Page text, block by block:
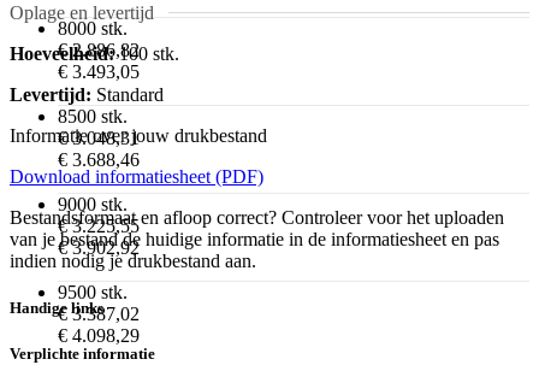
8000 stk.
€ 2.886,82
€ 3.493,05
8500 stk.
€ 3.048,31
€ 3.688,46
9000 stk.
€ 3.225,55
€ 3.902,92
9500 stk.
€ 3.387,02
€ 4.098,29
Oplage en levertijd
Hoeveelheid: 100 stk.
Levertijd: Standard
Informatie over jouw drukbestand
Download informatiesheet (PDF)
Bestandsformaat en afloop correct? Controleer voor het uploaden
van je bestand de huidige informatie in de informatiesheet en pas
indien nodig je drukbestand aan.
Handige links
Verplichte informatie